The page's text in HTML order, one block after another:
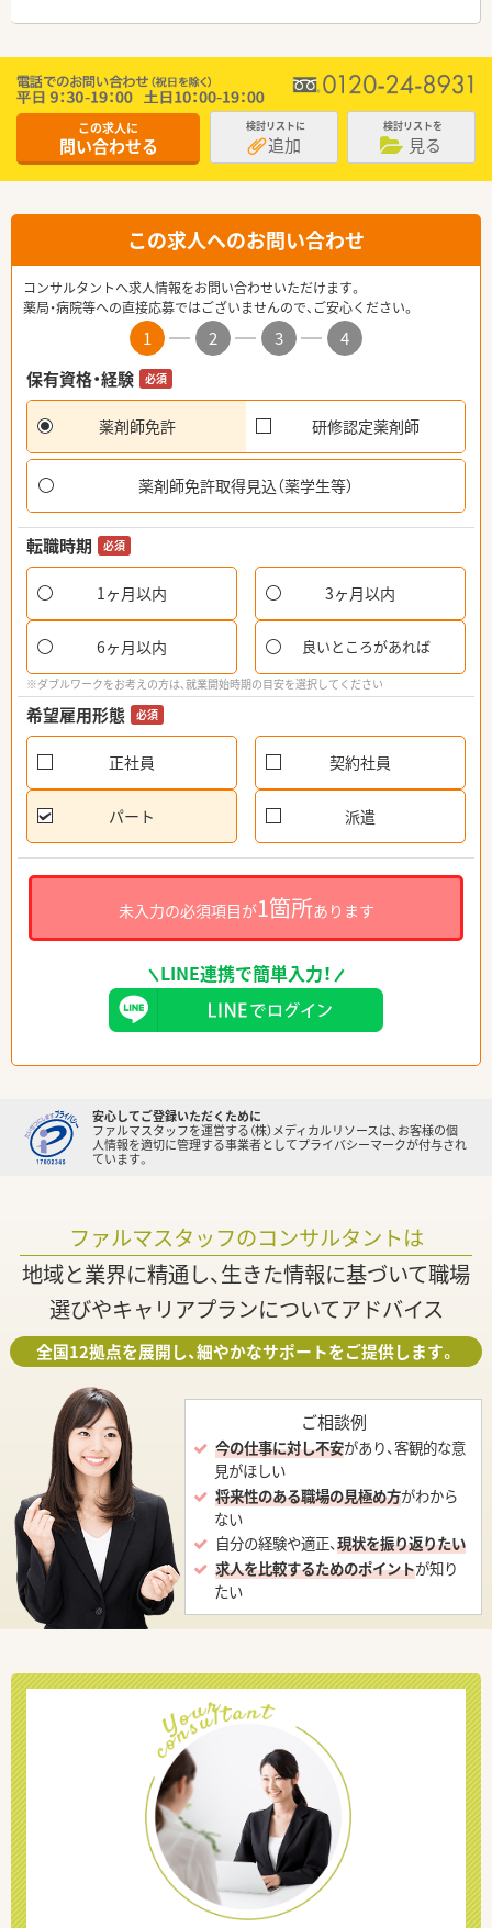
この求人に
問い合わせる
検討リストに
追加
検討リストを
見る
この求人へのお問い合わせ
コンサルタントへ求人情報をお問い合わせいただけます。
薬局・病院等への直接応募ではございませんので、ご安心ください。
1 2 3
4
保有資格・経験
必須
薬剤師免許 研修認定薬剤師
薬剤師免許取得見込（薬学生等）
転職時期 必須
1ヶ月以内 3ヶ月以内
6ヶ月以内 良いところがあれば
※ダブルワークをお考えの方は、就業開始時期の目安を選択してください
希望雇用形態 必須
正社員 契約社員
パート 派遣
未入力の必須項目が1箇所あります
LINE連携で簡単入力！
安心してご登録いただくために
ファルマスタッフを運営する（株）メディカルリソースは、お客様の個
人情報を適切に管理する事業者としてプライバシーマークが付与され
ています。
ファルマスタッフのコンサルタントは
地域と業界に精通し、生きた情報に基づいて職場
選びやキャリアプランについてアドバイス
全国12拠点を展開し、細やかなサポートをご提供します。
ご相談例
今の仕事に対し不安があり、客観的な意
見がほしい
将来性のある職場の見極め方がわから
ない
自分の経験や適正、現状を振り返りたい
求人を比較するためのポイントが知り
たい